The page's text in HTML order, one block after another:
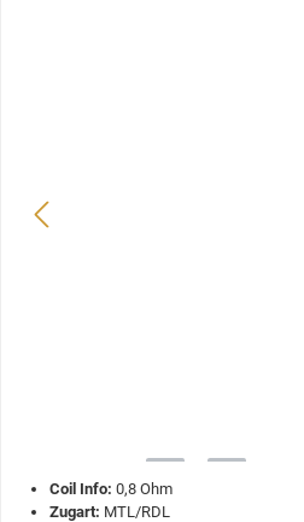
Coil Info: 0,8 Ohm
Zugart: MTL/RDL